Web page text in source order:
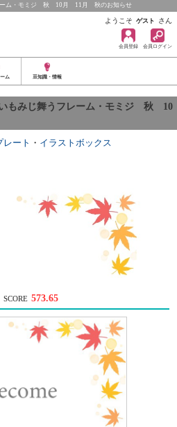
ーム・モミジ 秋 10月 11月 秋のお知らせ
ようこそ ゲスト さん
会員登録 会員ログイン
ム 豆知識・情報
もみじ舞うフレーム・モミジ 秋 10
レート ・ イラストボックス
SCORE 573.65